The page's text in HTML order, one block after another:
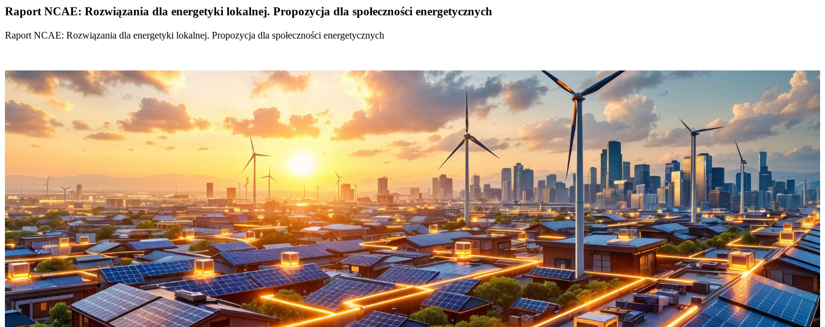
Raport NCAE: Rozwiązania dla energetyki lokalnej. Propozycja dla społeczności energetycznych
Raport NCAE: Rozwiązania dla energetyki lokalnej. Propozycja dla społeczności energetycznych